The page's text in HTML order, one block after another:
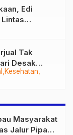
Edi
Kesehatan
Tak
Desak
Masyarakat
Jalur Pipa